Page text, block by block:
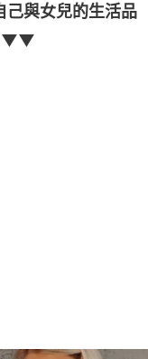
己與女兒的生活品
▼▼▼